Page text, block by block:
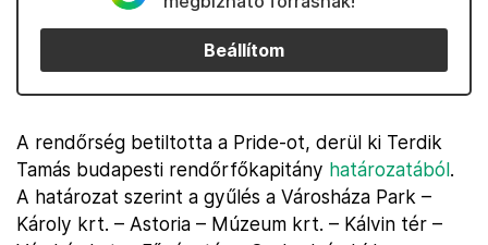
Beállítom
A rendőrség betiltotta a Pride-ot, derül ki Terdik
Tamás budapesti rendőrfőkapitány határozatából.
A határozat szerint a gyűlés a Városháza Park –
Károly krt. – Astoria – Múzeum krt. – Kálvin tér –